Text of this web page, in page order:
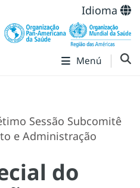
Idioma
Menú
Sessão Subcomitê
e Administração
do